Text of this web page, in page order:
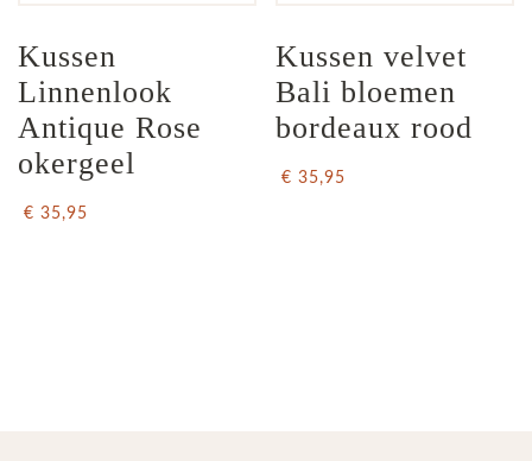
Kussen
Linnenlook
Antique Rose
okergeel
€ 35,95
Kussen velvet
Bali bloemen
bordeaux rood
€ 35,95